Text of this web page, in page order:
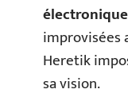
électronique
improvisées
Heretik
sa vision.